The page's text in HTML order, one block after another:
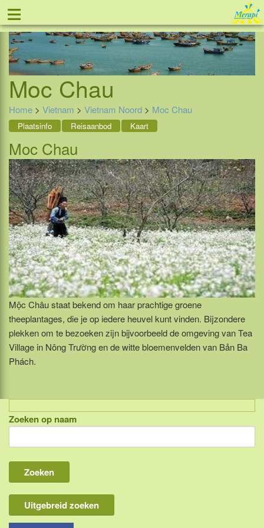
≡ Tel: 088 - 81 11 999
Moc Chau
Home > Vietnam > Vietnam Noord > Moc Chau
Plaatsinfo Reisaanbod Kaart
Moc Chau
Mộc Châu staat bekend om haar prachtige groene
theeplantages, die je op iedere heuvel kunt vinden. Bijzondere
plekken om te bezoeken zijn bịjvoorbeeld de omgeving van Tea
Village in Nông Trường en de witte bloemenvelden van Bản Ba
Phách.
Indonesië, eilandcombinaties
Bali
Lombok
Flores & Komodo
Overige Sunda eilanden
Zoeken op naam
Uitgebreid zoeken